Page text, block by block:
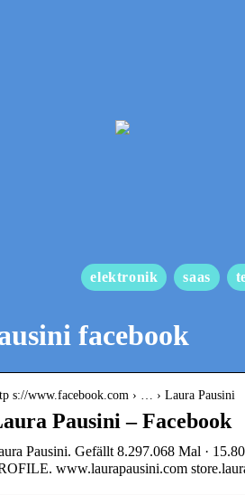
elektronik saas
facebook
s://www.facebook.com › … › Laura Pausini
Pausini – Facebook
Pausini. Gefällt 8.297.068 Mal ·
www.laurapausini.com